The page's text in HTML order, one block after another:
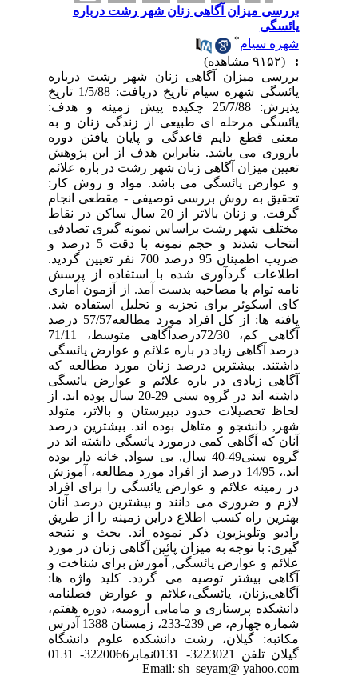
بررسی میزان آگاهی زنان شهر رشت درباره
یائسگی
شهره سیام*
بررسی میزان آگاهی زنان شهر رشت درباره
یائسگی شهره سیام تاریخ دریافت: 1/5/88 تاریخ
پذیرش: 25/7/88 چکیده پیش زمینه و هدف:
یائسگی مرحله ای طبیعی از زندگی زنان و به
معنی قطع دایم قاعدگی و پایان یافتن دوره
باروری می باشد. بنابراین هدف از این پژوهش
تعیین میزان آگاهی زنان شهر رشت در باره علائم
و عوارض یائسگی می باشد. مواد و روش کار:
تحقیق به روش بررسی توصیفی - مقطعی انجام
گرفت. و زنان بالاتر از 20 سال ساکن در نقاط
مختلف شهر رشت براساس نمونه گیری تصادفی
انتخاب شدند و حجم نمونه با دقت 5 درصد و
ضریب اطمینان 95 درصد 700 نفر تعیین گردید.
اطلاعات گردآوری شده با استفاده از پرسش
نامه توام با مصاحبه بدست آمد. از آزمون آماری
کای اسکوئر برای تجزیه و تحلیل استفاده شد.
یافته ها: از کل افراد مورد مطالعه57/57 درصد
آگاهی کم، 72/30درصدآگاهی متوسط، 71/11
درصد آگاهی زیاد در باره علائم و عوارض یائسگی
داشتند. بیشترین درصد زنان مورد مطالعه که
آگاهی زیادی در باره علائم و عوارض یائسگی
داشته اند در گروه سنی 29-20 سال بوده اند. از
لحاظ تحصیلات حدود دبیرستان و بالاتر، متولد
شهر, دانشجو و متاهل بوده اند. بیشترین درصد
آنان که آگاهی کمی درمورد یائسگی داشته اند در
گروه سنی49-40 سال, بی سواد, خانه دار بوده
اند.، 14/95 درصد از افراد مورد مطالعه، آموزش
در زمینه علائم و عوارض یائسگی را برای افراد
لازم و ضروری می دانند و بیشترین درصد آنان
بهترین راه کسب اطلاع دراین زمینه را از طریق
رادیو وتلویزیون ذکر نموده اند. بحث و نتیجه
گیری: با توجه به میزان پائین آگاهی زنان در مورد
علائم و عوارض یائسگی, آموزش برای شناخت و
آگاهی بیشتر توصیه می گردد. کلید واژه ها:
آگاهی,زنان، یائسگی،علائم و عوارض فصلنامه
دانشکده پرستاری و مامایی ارومیه، دوره هفتم،
شماره چهارم، ص 239-233، زمستان 1388 آدرس
مکاتبه: گیلان، رشت دانشکده علوم دانشگاه
گیلان تلفن 3223021- 0131نمابر3220066- 0131
Email: sh_seyam@ yahoo.com